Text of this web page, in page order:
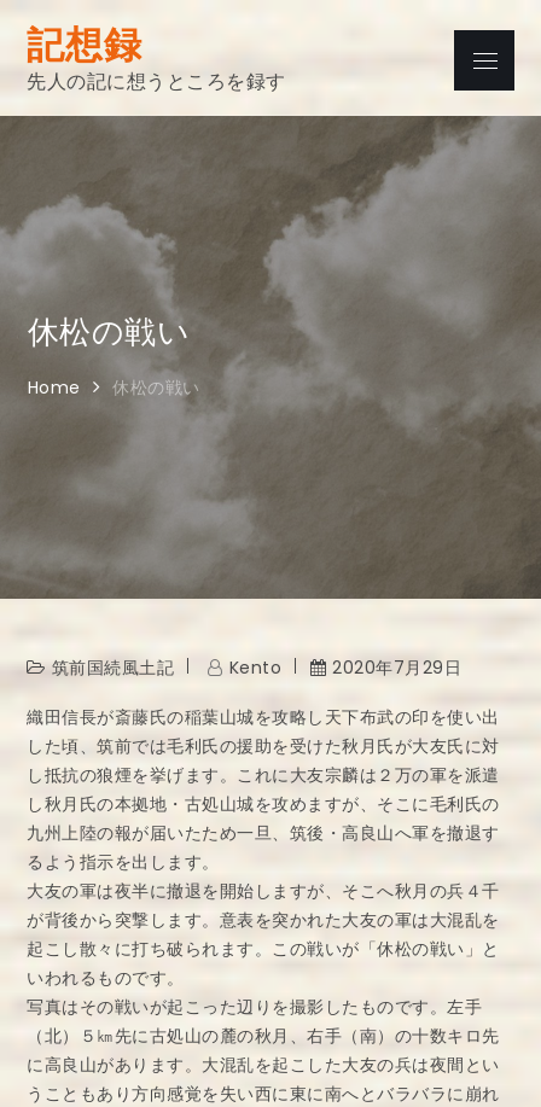
content
記想録
先人の記に想うところを録す
Menu
休松の戦い
Home 休松の戦い
筑前国続風土記 Kento 2020年7月29日
織田信長が斎藤氏の稲葉山城を攻略し天下布武の印を使い出
した頃、筑前では毛利氏の援助を受けた秋月氏が大友氏に対
し抵抗の狼煙を挙げます。これに大友宗麟は２万の軍を派遣
し秋月氏の本拠地・古処山城を攻めますが、そこに毛利氏の
九州上陸の報が届いたため一旦、筑後・高良山へ軍を撤退す
るよう指示を出します。
大友の軍は夜半に撤退を開始しますが、そこへ秋月の兵４千
が背後から突撃します。意表を突かれた大友の軍は大混乱を
起こし散々に打ち破られます。この戦いが「休松の戦い」と
いわれるものです。
写真はその戦いが起こった辺りを撮影したものです。左手
（北）５㎞先に古処山の麓の秋月、右手（南）の十数キロ先
に高良山があります。大混乱を起こした大友の兵は夜間とい
うこともあり方向感覚を失い西に東に南へとバラバラに崩れ